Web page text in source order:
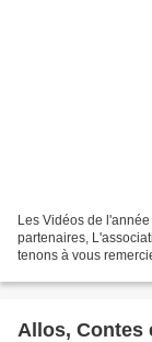
Les Vidéos de l'année Chers visiteurs, chers collaborateurs , chers
partenaires,
tenons à vous
Allos, Contes